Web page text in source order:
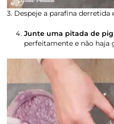
3. Despeje a parafina
Junte uma pitada de
perfeitamente e não haja